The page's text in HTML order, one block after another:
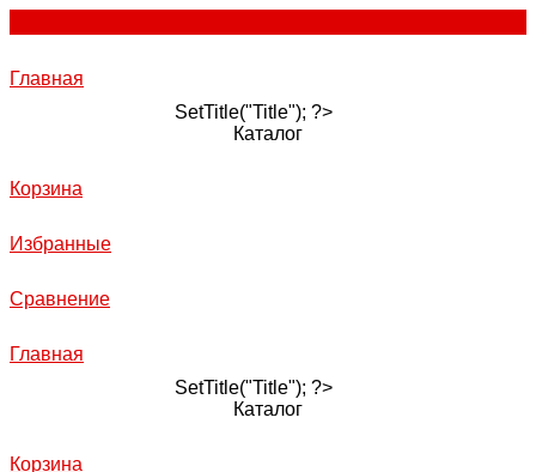
Главная
SetTitle("Title"); ?>
Каталог
Корзина
Избранные
Сравнение
Главная
SetTitle("Title"); ?>
Каталог
Корзина